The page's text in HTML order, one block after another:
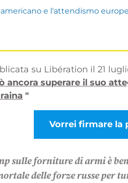
e l'attendismo
su Libération il 21
ancora superare il suo
"
Vorrei firmare la
sulle forniture di armi è
delle forze russe per